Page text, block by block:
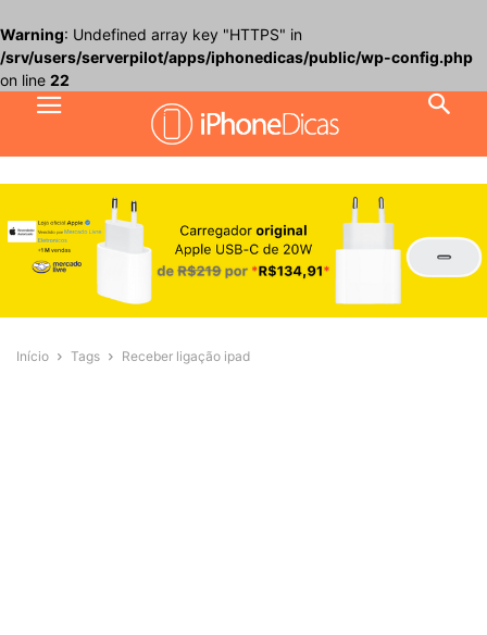
Warning: Undefined array key "HTTPS" in
/srv/users/serverpilot/apps/iphonedicas/public/wp-config.php
on line 22
Início Tags Receber ligação ipad